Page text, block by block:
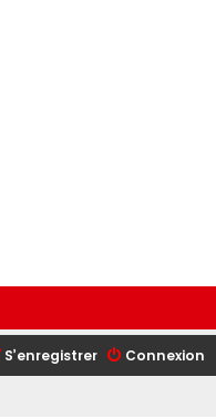
Connexion
S’enregistrer